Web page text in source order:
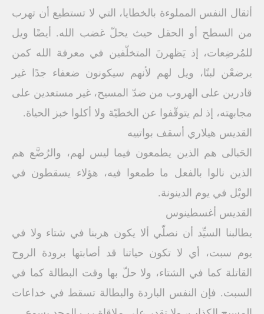
أثقال النفس المملوءة بالخطايا، التي لا تستطيع أن تهرب
من السطح أو الحقل حيث يحلّ غضب الله. أيضًا ويل
للمُرضِعات، إذ يَظهرنَ المتخلّفين في معرفة الله كمن
يرضعْن لبنًا، ويل لهم لأنهم سيكونون ضعفاء جدًا غير
قادرين على الهروب من ضدّ المسيح، غير مستعدين على
مجابهته، إذ لم يتوقّفوا عن الخطيّة ولا أكلوا خبز الحياة.
القديس هيلاري أسقف بواتييه
الحَبالى هم الذين يطمعون فيما ليس لهم، والرُضَّع هم
الذين نالوا بالفعل ما طمعوا فيه، هؤلاء يسقطون في
الويْل في يوم الدينونة.
القديس أغسطينوس
يطالبنا السيِّد أن نصلّي ألا يكون هربنا في شتاء ولا في
يوم سبت، أي لا تكون حياتنا قد أصابتها برودة الروح
القاتلة كما في الشتاء، ولا حلّ بها وقت البطالة كما في
السبت. فإن النفس الباردة والبطالة تسقط في خداعات